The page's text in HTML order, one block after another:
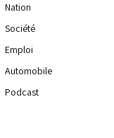
Nation
Société
Emploi
Automobile
Podcast